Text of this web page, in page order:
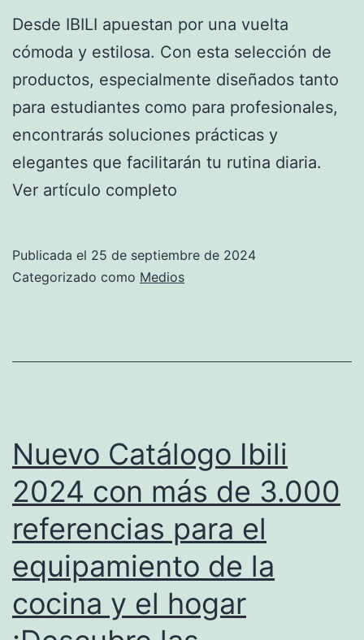
Desde IBILI apuestan por una vuelta
cómoda y estilosa. Con esta selección de
productos, especialmente diseñados tanto
para estudiantes como para profesionales,
encontrarás soluciones prácticas y
elegantes que facilitarán tu rutina diaria.
Ver artículo completo
Publicada el 25 de septiembre de 2024
Categorizado como Medios
Nuevo Catálogo Ibili
2024 con más de 3.000
referencias para el
equipamiento de la
cocina y el hogar